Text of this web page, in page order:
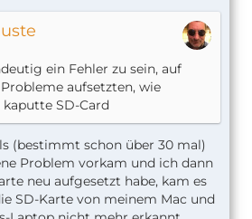
ein Fehler zu sein, auf
aufsetzten, wie
SD-Card
(bestimmt schon über 30 mal)
Problem vorkam und ich dann
neu aufgesetzt habe, kam es
SD-Karte von meinem Mac und